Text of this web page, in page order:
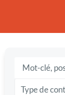
Type de